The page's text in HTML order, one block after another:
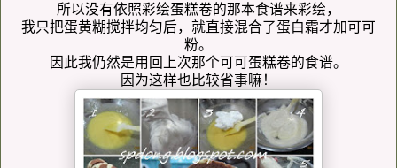
所以没有依照彩绘蛋糕卷的那本食谱来彩绘，
我只把蛋黄糊搅拌均匀后，就直接混合了蛋白霜才加可可
粉。
因此我仍然是用回上次那个可可蛋糕卷的食谱。
因为这样也比较省事嘛！